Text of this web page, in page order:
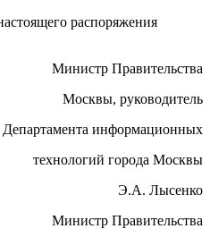
распоряжения
Министр Правительства
Москвы, руководитель
Департамента информационных
технологий города Москвы
Э.А. Лысенко
Министр Правительства